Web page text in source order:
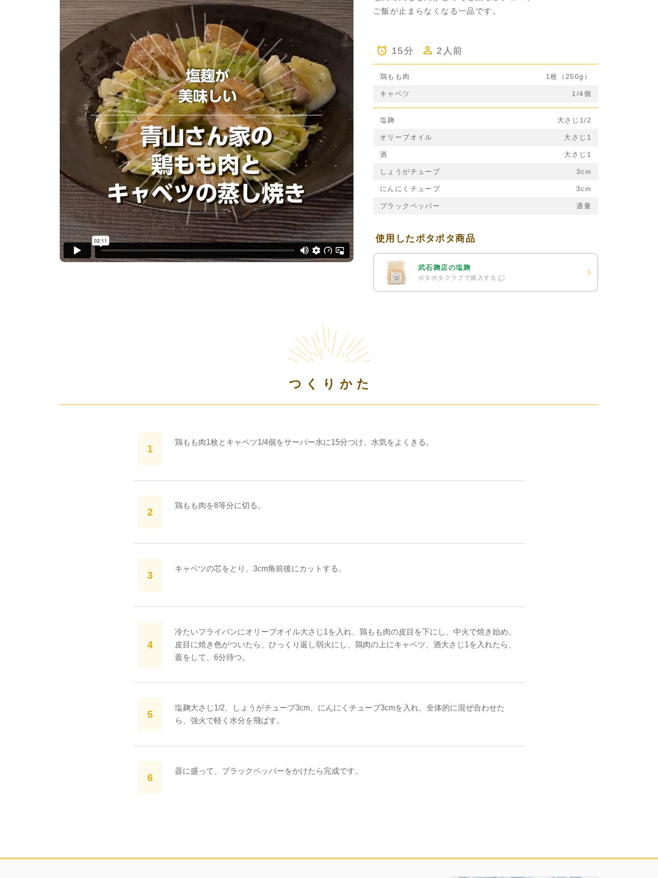
ご飯が止まらなくなる一品です。
15分 2人前
鶏もも肉 1枚（250g）
キャベツ 1/4個
塩麹 大さじ1/2
オリーブオイル 大さじ1
酒 大さじ1
しょうがチューブ 3cm
にんにくチューブ 3cm
ブラックペッパー 適量
使用したポタポタ商品
武石麹店の塩麹
ポタポタクラブで購入する
つくりかた
鶏もも肉1枚とキャベツ1/4個をサーバー水に15分つけ、水気をよくきる。
鶏もも肉を8等分に切る。
キャベツの芯をとり、3cm角前後にカットする。
冷たいフライパンにオリーブオイル大さじ1を入れ、鶏もも肉の皮目を下にし、中火で焼き始め、
皮目に焼き色がついたら、ひっくり返し弱火にし、鶏肉の上にキャベツ、酒大さじ1を入れたら、
蓋をして、6分待つ。
塩麹大さじ1/2、しょうがチューブ3cm、にんにくチューブ3cmを入れ、全体的に混ぜ合わせた
ら、強火で軽く水分を飛ばす。
器に盛って、ブラックペッパーをかけたら完成です。